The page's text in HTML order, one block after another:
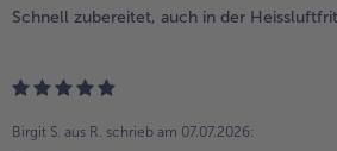
Schnell zubereitet, auch in der
Birgit S. aus R. schrieb am 07.07.2026: